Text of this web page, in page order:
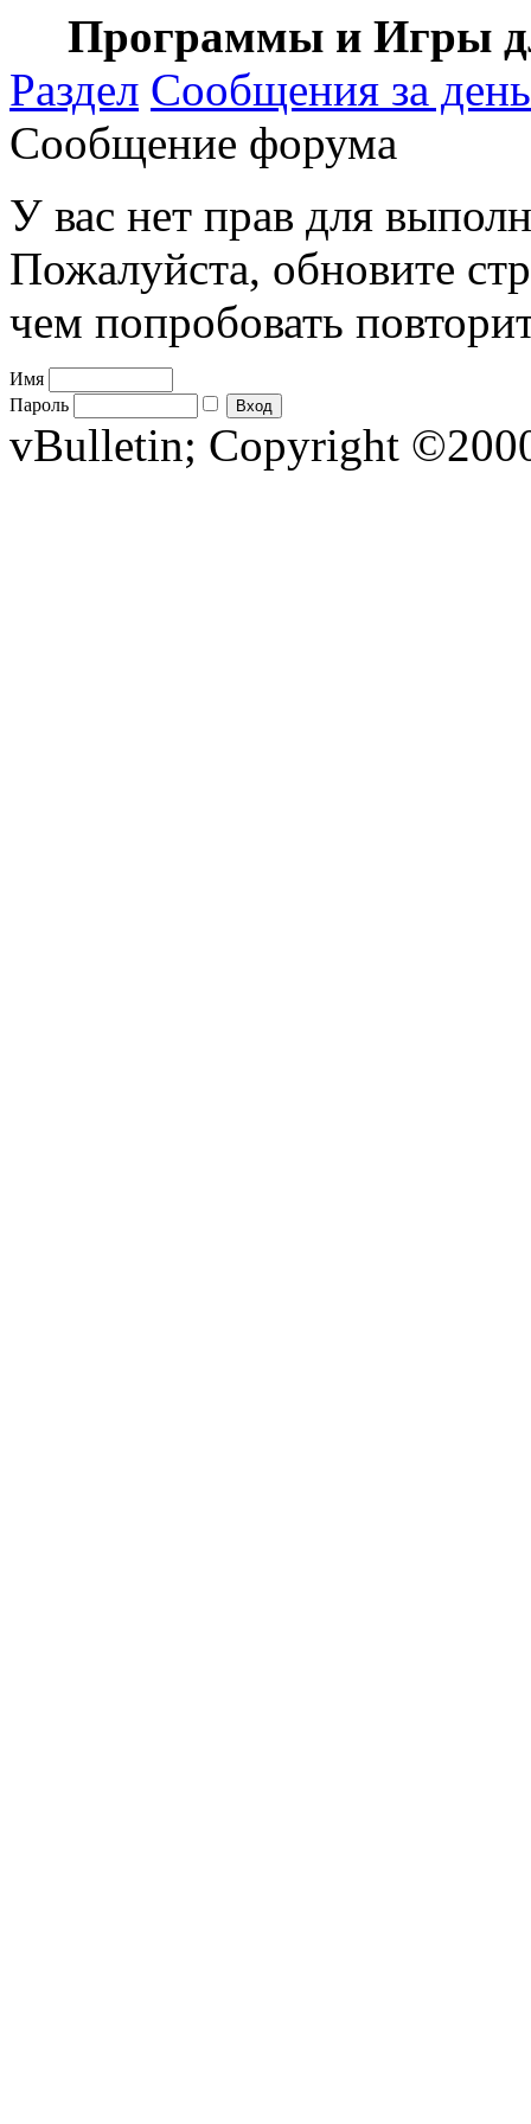
Программы и Игры
Раздел Сообщения за день
Сообщение форума
У вас нет прав для
Пожалуйста, обновите
чем попробовать
Имя
Пароль
vBulletin; Copyright